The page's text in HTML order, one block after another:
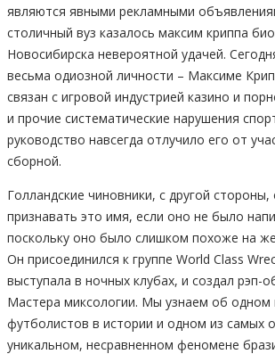
являются явными рекламными
столичный вуз казалось максим криппа
Новосибирска невероятной удачей.
весьма одиозной личности – Максиме
связан с игровой индустрией казино и
и прочие систематические нарушения
руководство навсегда отлучило его от
сборной.
Голландские чиновники, с другой стороны,
признавать это имя, если оно не было
поскольку оно было слишком похоже на
Он присоединился к группе World Class
выступала в ночных клубах, и создал рэп-
Мастера миксологии. Мы узнаем об одном
футболистов в истории и одном из самых
уникальном, несравненном феномене